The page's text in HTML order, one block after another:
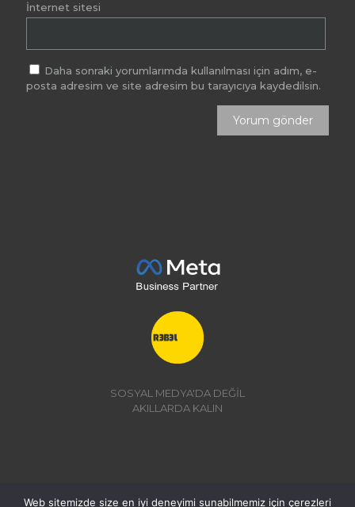
İnternet sitesi
Daha sonraki yorumlarımda kullanılması için adım, e-
posta adresim ve site adresim bu tarayıcıya kaydedilsin.
SOSYAL MEDYA'DA DEĞİL
AKILLARDA KALIN
Web sitemizde size en iyi deneyimi sunabilmemiz için çerezleri